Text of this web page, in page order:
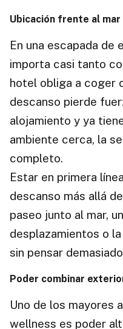
Ubicación frente al mar
En una escapada de
importa casi tanto
hotel obliga a coger
descanso pierde
alojamiento y ya
ambiente cerca, la
completo.
Estar en primera
descanso más allá
paseo junto al mar,
desplazamientos o
sin pensar
Poder combinar
Uno de los mayores
wellness es poder